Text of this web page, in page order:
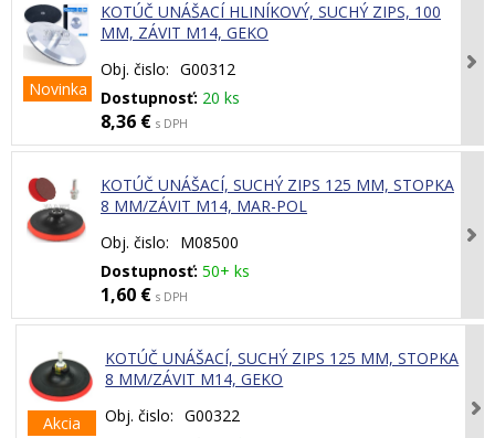
Novinka
KOTÚČ UNÁŠACÍ HLINÍKOVÝ, SUCHÝ ZIPS, 100
MM, ZÁVIT M14, GEKO
Obj. čislo: G00312
Dostupnosť: 20 ks
8,36 € s DPH
KOTÚČ UNÁŠACÍ, SUCHÝ ZIPS 125 MM, STOPKA
8 MM/ZÁVIT M14, MAR-POL
Obj. čislo:
M08500
Dostupnosť: 50+ ks
1,60 € s DPH
Akcia
KOTÚČ UNÁŠACÍ, SUCHÝ ZIPS 125 MM, STOPKA
8 MM/ZÁVIT M14, GEKO
Obj. čislo: G00322